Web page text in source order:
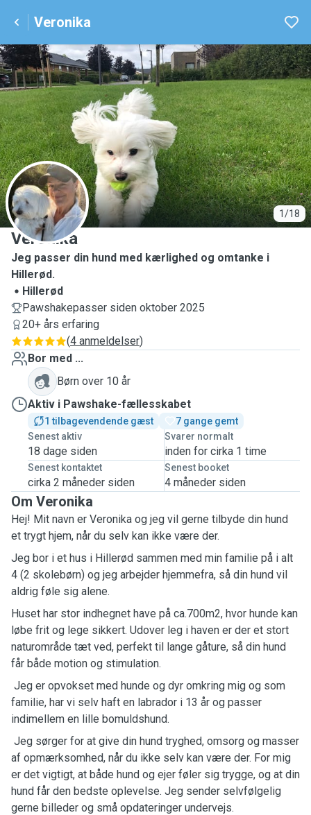
Veronika
1/18
V
Veronika
Jeg passer din hund med kærlighed og omtanke i
Hillerød.
Hillerød
Pawshakepasser siden oktober 2025
20+ års erfaring
(4 anmeldelser)
Bor med ...
Børn over 10 år
Aktiv i Pawshake-fællesskabet
1 tilbagevendende gæst
7 gange gemt
Senest aktiv
18 dage siden
Svarer normalt
inden for cirka 1 time
Senest kontaktet
cirka 2 måneder siden
Senest booket
4 måneder siden
Om Veronika
Hej! Mit navn er Veronika og jeg vil gerne tilbyde din hund
et trygt hjem, når du selv kan ikke være der.
Jeg bor i et hus i Hillerød sammen med min familie på i alt
4 (2 skolebørn) og jeg arbejder hjemmefra, så din hund vil
aldrig føle sig alene.
Huset har stor indhegnet have på ca.700m2, hvor hunde kan
løbe frit og lege sikkert. Udover leg i haven er der et stort
naturområde tæt ved, perfekt til lange gåture, så din hund
får både motion og stimulation.
Jeg er opvokset med hunde og dyr omkring mig og som
familie, har vi selv haft en labrador i 13 år og passer
indimellem en lille bomuldshund.
Jeg sørger for at give din hund tryghed, omsorg og masser
af opmærksomhed, når du ikke selv kan være der. For mig
er det vigtigt, at både hund og ejer føler sig trygge, og at din
hund får den bedste oplevelse. Jeg sender selvfølgelig
gerne billeder og små opdateringer undervejs.